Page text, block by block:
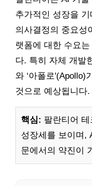
추가적인 성장을
의사결정의 중요성
랫폼에 대한 수요
다. 특히 자체 개발
와 ‘아폴로'(Apollo)
것으로 예상됩니다.
핵심: 팔란티어
성장세를 보이며,
문에서의 약진이